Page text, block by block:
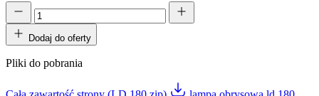
Dodaj do oferty
Pliki do pobrania